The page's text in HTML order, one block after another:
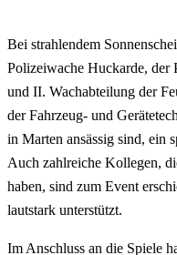
Bei strahlendem
Polizeiwache Huckarde, der
und II. Wachabteilung der
der Fahrzeug- und
in Marten ansässig sind, ein
Auch zahlreiche Kollegen,
haben, sind zum Event
lautstark unterstützt.
Im Anschluss an die Spiele